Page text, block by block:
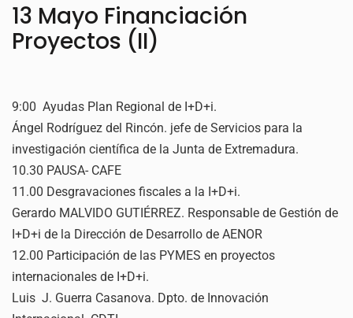
13 Mayo Financiación
Proyectos (II)
9:00 Ayudas Plan Regional de I+D+i.
Ángel Rodríguez del Rincón. jefe de Servicios para la
investigación científica de la Junta de Extremadura.
10.30 PAUSA- CAFE
11.00 Desgravaciones fiscales a la I+D+i.
Gerardo MALVIDO GUTIÉRREZ. Responsable de Gestión de
I+D+i de la Dirección de Desarrollo de AENOR
12.00 Participación de las PYMES en proyectos
internacionales de I+D+i.
Luis J. Guerra Casanova. Dpto. de Innovación